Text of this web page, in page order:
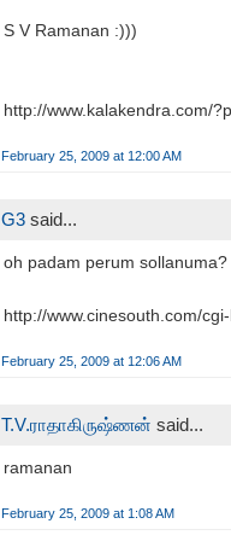
S V Ramanan :)))
http://www.kalakendra.com/
February 25, 2009 at 12:00 AM
G3 said...
oh padam perum
http://www.cinesouth.com/
February 25, 2009 at 12:06 AM
T.V.ராதாகிருஷ்ணன் said...
ramanan
February 25, 2009 at 1:08 AM